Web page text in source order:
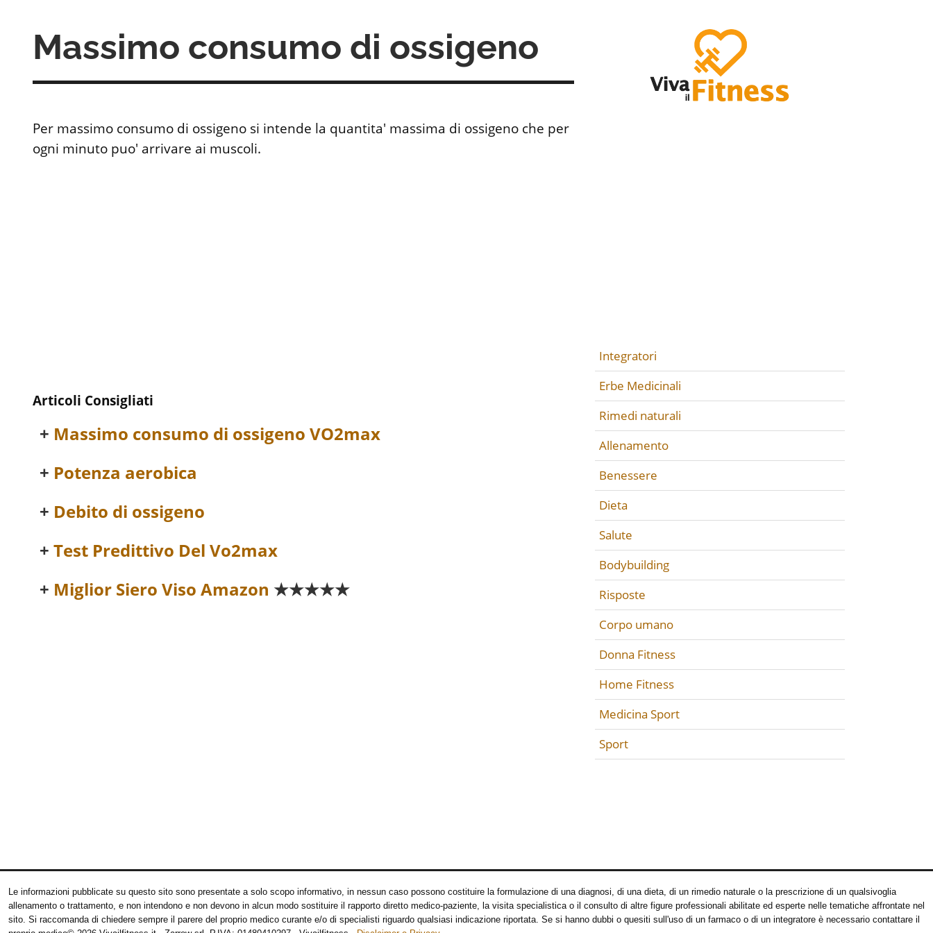
Massimo consumo di ossigeno
Per massimo consumo di ossigeno si intende la quantita' massima di ossigeno che per
ogni minuto puo' arrivare ai muscoli.
Articoli Consigliati
Massimo consumo di ossigeno VO2max
Potenza aerobica
Debito di ossigeno
Test Predittivo Del Vo2max
Miglior Siero Viso Amazon ★★★★★
Integratori
Erbe Medicinali
Rimedi naturali
Allenamento
Benessere
Dieta
Salute
Bodybuilding
Risposte
Corpo umano
Donna Fitness
Home Fitness
Medicina Sport
Sport
Le informazioni pubblicate su questo sito sono presentate a solo scopo informativo, in nessun caso possono costituire la formulazione di una diagnosi, di una dieta, di un rimedio naturale o la prescrizione di un qualsivoglia
allenamento o trattamento, e non intendono e non devono in alcun modo sostituire il rapporto diretto medico-paziente, la visita specialistica o il consulto di altre figure professionali abilitate ed esperte nelle tematiche affrontate nel
sito. Si raccomanda di chiedere sempre il parere del proprio medico curante e/o di specialisti riguardo qualsiasi indicazione riportata. Se si hanno dubbi o quesiti sull'uso di un farmaco o di un integratore è necessario contattare il